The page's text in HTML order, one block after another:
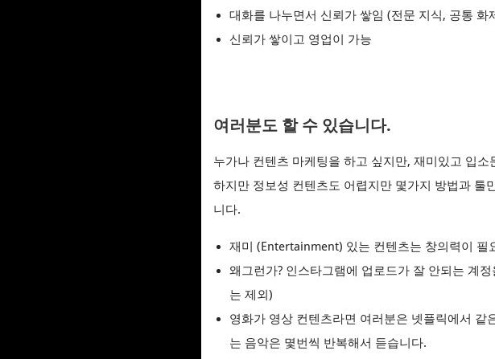
대화를 나누면서 신뢰가 쌓임 (전문 지식, 공통 화
신뢰가 쌓이고 영업이 가능
여러분도 할 수 있습니다.
누가나 컨텐츠 마케팅을 하고 싶지만, 재미있고 입
하지만 정보성 컨텐츠도 어렵지만 몇가지 방법과 툴
니다.
재미 (Entertainment) 있는 컨텐츠는 창의력이 필
왜그런가? 인스타그램에 업로드가 잘 안되는 계
는 제외)
영화가 영상 컨텐츠라면 여러분은 넷플릭에서 같
는 음악은 몇번씩 반복해서 듣습니다.